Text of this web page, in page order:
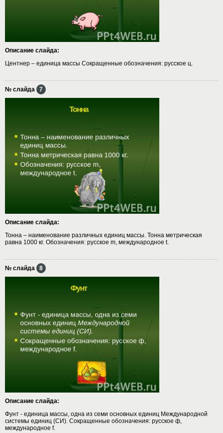
Описание слайда:
Центнер – единица массы Сокращенные обозначения: русское ц.
№ слайда 7
Описание слайда:
Тонна – наименование различных единиц массы. Тонна метрическая
равна 1000 кг. Обозначения: русское m, международное t.
№ слайда 8
Описание слайда:
Фунт - единица массы, одна из семи основных единиц Международной
системы единиц (СИ). Сокращенные обозначения: русское ф,
международное f.